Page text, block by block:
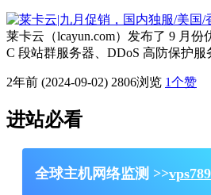
莱卡云（lcayun.com）发布了 9 月
C 段站群服务器、DDoS 高防保护
2年前 (2024-09-02) 2806浏览 1个赞
进站必看
全球主机网络监测 >>